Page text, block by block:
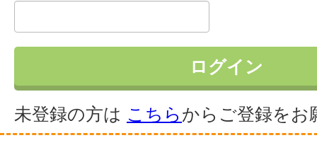
未登録の方は こちらからご登録をお